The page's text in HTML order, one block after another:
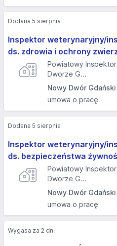
Inspektor weterynaryjny/
ds. zdrowia i ochrony
Powiatowy
Dworze G...
Nowy Dwór
umowa o pracę
Dodana 5 sierpnia
Inspektor weterynaryjny/
ds. bezpieczeństwa
Powiatowy
Dworze G...
Nowy Dwór
umowa o pracę
Dodana 5 sierpnia
Wygasa za 2 dni